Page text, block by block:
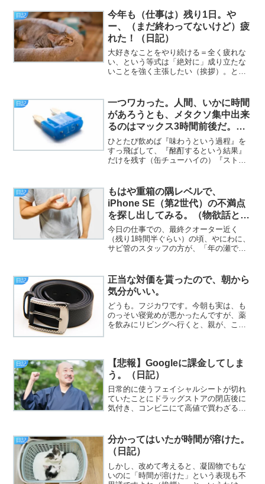
社へも」「この神社へも」という思いが
わき上がって仕方がない木曜...
日記
今年も（仕事は）残り1日。や
ー、（まだ終わってないけど）疲
れた！（日記）
大好きなことをやり続ける＝全く疲れな
い、という等式は「絶対に」成り立たな
いことを強く主張したい（挨拶）。と、
日、皆様いかがお過ごしでしょうか。今
日のエントリは、「明日が...
日記
一つワカった。人間、いかに時間
があろうとも、メタクソ集中出来
るのはマックス3時間前後だ。
（ただし創作時を除く）（MOS
の話）（日記）
ひとたび飲めば『味わうという過程』を
すっ飛ばして、『酩酊するという結果』
だけを残す（缶チューハイの）『ストロ
いのでは？（挨拶）と、いうわけで、フ
ジカワです。基本的に酒...
日記
もはや重箱の隅レベルで、
iPhone SE（第2世代）の不満点
を探し出してみる。（物欲話と日
記）
今日の仕事での、最終クオーター近く
（残り1時間半ぐらい）の頃、やにわに、
サビ管のスタッフの方が、「年の瀬です
ばったりだなあ、と思えども、別に損を
する話でも、異を唱える...
日記
正当な対価を貰ったので、朝から
気分がいい。
どうも。フジカワです。今朝も実は、も
のっそい寝覚めが悪かったんですが、薬
を飲みにリビングへ行くと、親が、ここ
日記
【悲報】Googleに課金してしま
う。（日記）
日常的に使うフェイシャルシートが切れ
ていたことにドラッグストアの閉店後に
気付き、コンビニにて高値で買わざるを
日バーニン☆ の優先順位が下がっている
ので、いよいよ日本沈没...
日記
分かってはいたが時間が溶けた。
（日記）
しかし、改めて考えると、凝固物でもな
いのに「時間が溶けた」という表現も不